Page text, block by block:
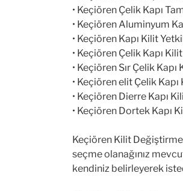
• Keçiören Çelik Kapı
• Keçiören Aluminyum
• Keçiören Kapı Kilit
• Keçiören Çelik Kapı
• Keçiören Sır Çelik
• Keçiören elit Çelik
• Keçiören Dierre Kapı
• Keçiören Dortek Kapı
Keçiören Kilit
seçme olanağınız
kendiniz belirleyerek